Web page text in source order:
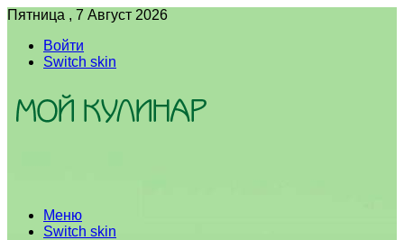
Пятница , 7 Август 2026
Войти
Switch skin
Меню
Switch skin